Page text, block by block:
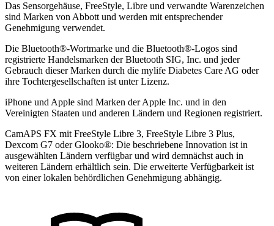
Das Sensorgehäuse, FreeStyle, Libre und verwandte Warenzeichen
sind Marken von Abbott und werden mit entsprechender
Genehmigung verwendet.
Die Bluetooth®-Wortmarke und die Bluetooth®-Logos sind
registrierte Handelsmarken der Bluetooth SIG, Inc. und jeder
Gebrauch dieser Marken durch die mylife Diabetes Care AG oder
ihre Tochtergesellschaften ist unter Lizenz.
iPhone und Apple sind Marken der Apple Inc. und in den
Vereinigten Staaten und anderen Ländern und Regionen registriert.
CamAPS FX mit FreeStyle Libre 3, FreeStyle Libre 3 Plus,
Dexcom G7 oder Glooko®: Die beschriebene Innovation ist in
ausgewählten Ländern verfügbar und wird demnächst auch in
weiteren Ländern erhältlich sein. Die erweiterte Verfügbarkeit ist
von einer lokalen behördlichen Genehmigung abhängig.